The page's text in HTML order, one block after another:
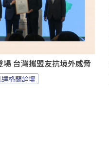
場 台灣攜盟友抗境外威脅
格蘭論壇